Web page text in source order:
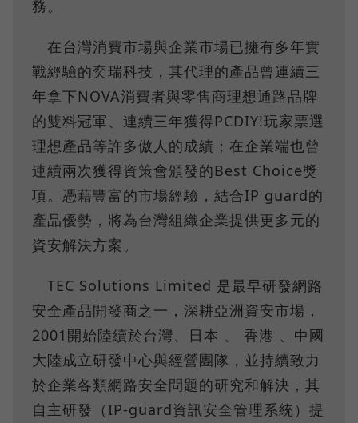
務。
在台灣消費市場與企業市場已擁有多年實
戰經驗的奕瑞科技，其代理的產品曾連續三
年拿下NOVA消費者與零售商理想通路品牌
的雙料冠軍、連續三年獲得PCDIY!玩家票選
理想產品等許多傲人的成績；在企業端也曾
連續兩次獲得資策會頒發的Best Choice獎
項。憑藉豐富的市場經驗，結合IP guard的
產品優勢，將為台灣組織企業提供更多元的
資安解決方案。
TEC Solutions Limited 是最早研發網路
安全產品開發商之一，深耕亞洲資安市場，
2001開始陸續於台灣、日本 、 香港 、中國
大陸成立研發中心與經營團隊，並持續致力
於企業各類網路安全問題的研究和解決，其
自主研發（IP-guard資訊安全管理系統）提